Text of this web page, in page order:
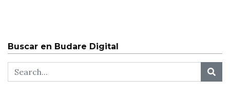
Buscar en Budare Digital